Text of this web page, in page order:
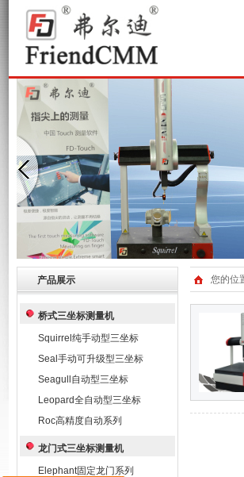
产品展示
桥式三坐标测量机
Squirrel纯手动型三坐标
Seal手动可升级型三坐标
Seagull自动型三坐标
Leopard全自动型三坐标
Roc高精度自动系列
龙门式三坐标测量机
Elephant固定龙门系列
您的位